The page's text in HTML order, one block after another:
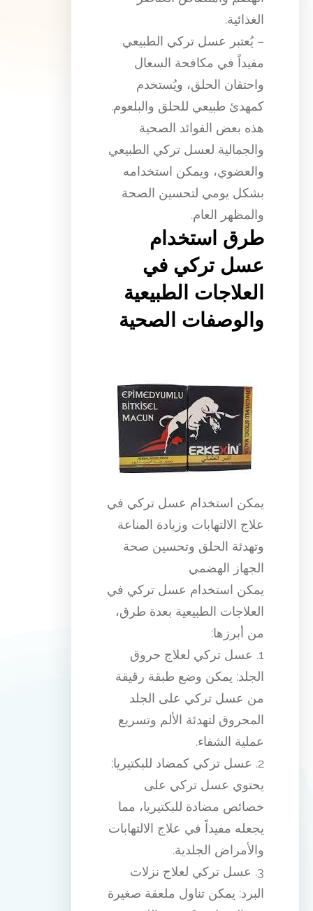
الغذائية.
– يُعتبر عسل تركي الطبيعي
مفيداً في مكافحة السعال
واحتقان الحلق، ويُستخدم
كمهدئ طبيعي للحلق والبلعوم.
هذه بعض الفوائد الصحية
والجمالية لعسل تركي الطبيعي
والعضوي، ويمكن استخدامه
بشكل يومي لتحسين الصحة
والمظهر العام.
طرق استخدام
عسل تركي في
العلاجات الطبيعية
والوصفات الصحية
يمكن استخدام عسل تركي في
علاج الالتهابات وزيادة المناعة
وتهدئة الحلق وتحسين صحة
الجهاز الهضمي
يمكن استخدام عسل تركي في
العلاجات الطبيعية بعدة طرق،
من أبرزها:
1. عسل تركي لعلاج حروق
الجلد: يمكن وضع طبقة رقيقة
من عسل تركي على الجلد
المحروق لتهدئة الألم وتسريع
عملية الشفاء.
2. عسل تركي كمضاد للبكتيريا:
يحتوي عسل تركي على
خصائص مضادة للبكتيريا، مما
يجعله مفيداً في علاج الالتهابات
والأمراض الجلدية.
3. عسل تركي لعلاج نزلات
البرد: يمكن تناول ملعقة صغيرة